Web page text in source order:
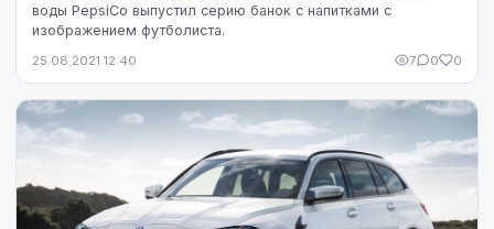
воды PepsiCo выпустил серию банок с напитками с
изображением футболиста.
25.08.2021 12:40 7 0 0